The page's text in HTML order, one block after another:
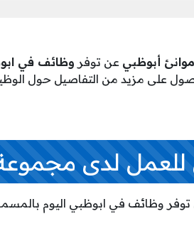
أبوظبي عن توفر وظائف في
على مزيد من التفاصيل حول
لدى
وظائف في ابوظبي اليوم